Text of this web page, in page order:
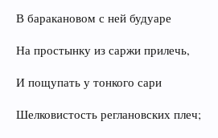
В баракановом с ней будуаре
На простынку из саржи прилечь,
И пощупать у тонкого сари
Шелковистость реглановских плеч;